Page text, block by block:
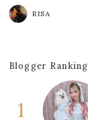
#ママファッション
RISA
Blogger Ranking
1